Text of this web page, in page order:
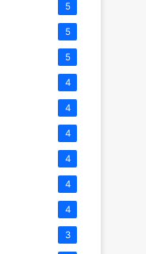
5
5
5
4
4
4
4
4
4
3